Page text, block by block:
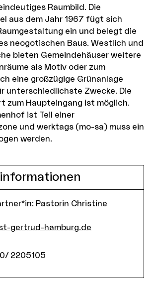
Raumbild. Die
aus dem Jahr 1967 fügt sich
ein und belegt die
neogotischen Baus. Westlich und
bieten Gemeindehäuser weitere
als Motiv oder zum
eine großzügige Grünanlage
unterschiedlichste Zwecke. Die
zum Haupteingang ist möglich.
ist Teil einer
und werktags (mo-sa) muss ein
werden.
Pastorin Christine
gertrud-hamburg.de
2205105